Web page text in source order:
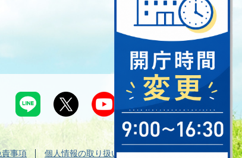
責事項 個人情報の取り扱い